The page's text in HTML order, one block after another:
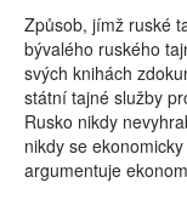
Způsob, jímž ruské
bývalého ruského
svých knihách
státní tajné služby
Rusko nikdy
nikdy se
argumentuje